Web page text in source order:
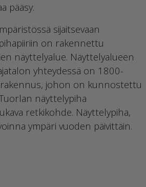
pääsy.
sijaitsevaan
on rakennettu
näyttelyalue. Näyttelyalueen
yhteydessä on 1800-
johon on kunnostettu
näyttelypiha
retkikohde. Näyttelypiha,
ympäri vuoden päivittäin.